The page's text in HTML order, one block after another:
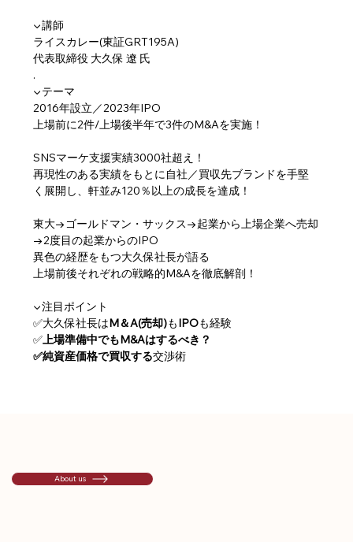
▼講師
ライスカレー(東証GRT195A)
代表取締役 大久保 遼 氏
.
▼テーマ
2016年設立／2023年IPO
上場前に2件/上場後半年で3件のM&Aを実施！
SNSマーケ支援実績3000社超え！
再現性のある実績をもとに自社／買収先ブランドを手堅
く展開し、軒並み120％以上の成長を達成！
東大→ゴールドマン・サックス→起業から上場企業へ売却
→2度目の起業からのIPO
異色の経歴をもつ大久保社長が語る
上場前後それぞれの戦略的M&Aを徹底解剖！
▼注目ポイント
✅大久保社長はM＆A(売却)もIPOも経験
✅ 上場準備中でもM&Aはするべき？
✅純資産価格で買収する交渉術
About us